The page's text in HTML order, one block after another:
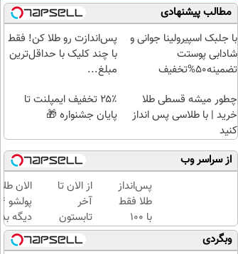
مطالب پیشنهادی
با جلبک اسپیرولینا جوانی و
شادابی پوستت
تضمینه50%تخفیف
پس‌اندازت رو طلا کن! فقط
با چند کلیک با حداقل‌ترین
مبلغ...
چطور میشه قسطی طلا
خرید | با طلاسی پس انداز
کنید
۲۵٪ تخفیف ایمپلنت تا
پایان جشنواره 🎁
از سراسر وب
پس‌انداز
طلا فقط
با ۱۰۰
هزارتومان
(امن و
از الان تا
آخر
تابستون
حداقل
12کیلو
الان
دیگه
طلا با
وبگردی